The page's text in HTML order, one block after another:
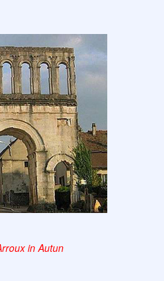
in Autun